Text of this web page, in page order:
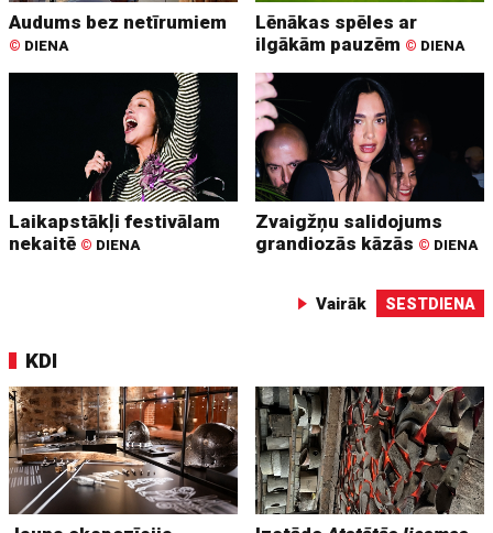
Audums bez netīrumiem
© DIENA
Lēnākas spēles ar
ilgākām pauzēm © DIENA
Laikapstākļi festivālam
nekaitē © DIENA
Zvaigžņu salidojums
grandiozās kāzās © DIENA
Vairāk SESTDIENA
KDI